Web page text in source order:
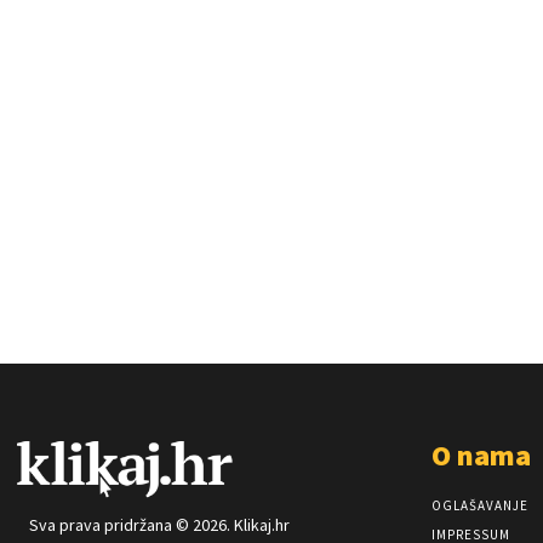
Sva prava pridržana © 2026. Klikaj.hr
O nama
OGLAŠAVANJE
IMPRESSUM